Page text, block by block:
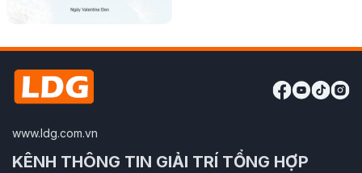
www.ldg.com.vn
KÊNH THÔNG TIN GIẢI TRÍ TỔNG HỢP